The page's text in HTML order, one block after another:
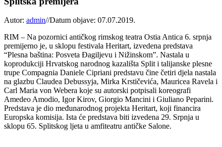
Autor: admin//Datum objave: 07.07.2019.
RIM – Na pozornici antičkog rimskog teatra Ostia Antica 6. srpnja
premijerno je, u sklopu festivala Heritart, izvedena predstava
“Plesna baština: Posveta Đagiljevu i Nižinskom”. Nastala u
koprodukciji Hrvatskog narodnog kazališta Split i talijanske plesne
trupe Compagnia Daniele Cipriani predstavu čine četiri djela nastala
na glazbu Claudea Debussyja, Mirka Krstičevića, Mauricea Ravela i
Carl Maria von Webera koje su autorski potpisali koreografi
Amedeo Amodio, Igor Kirov, Giorgio Mancini i Giuliano Peparini.
Predstava je dio međunarodnog projekta Heritart, koji financira
Europska komisija. Ista će predstava biti izvedena 29. Srpnja u
sklopu 65. Splitskog ljeta u amfiteatru antičke Salone.